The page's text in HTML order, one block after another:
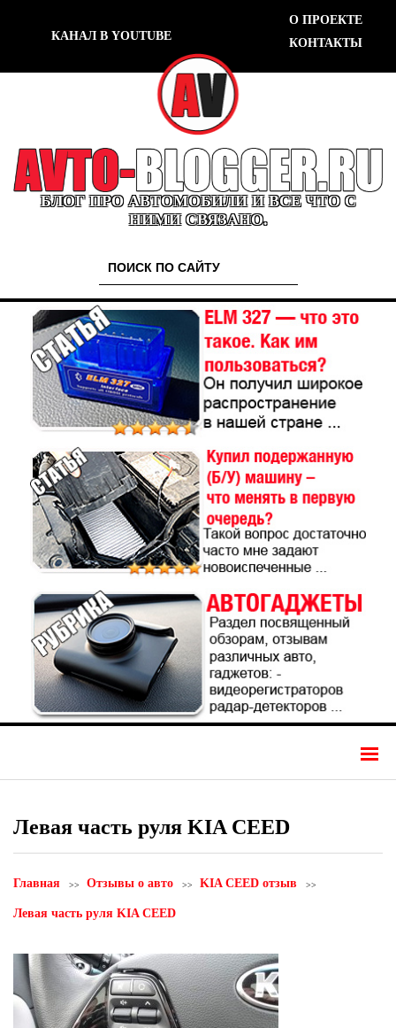
КАНАЛ В YOUTUBE
О ПРОЕКТЕ
КОНТАКТЫ
БЛОГ ПРО АВТОМОБИЛИ И ВСЕ ЧТО С
НИМИ СВЯЗАНО.
Левая часть руля KIA CEED
Главная Отзывы о авто KIA CEED отзыв
Левая часть руля KIA CEED